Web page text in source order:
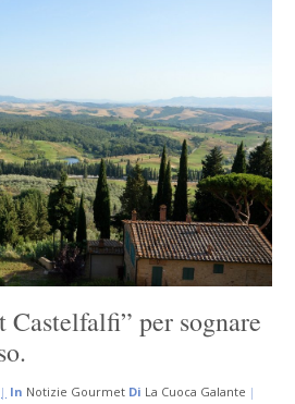
Castelfalfi” per sognare
In Notizie Gourmet Di La Cuoca Galante |